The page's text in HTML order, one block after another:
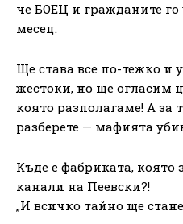
че БОЕЦ и гражданите
месец.
Ще става все по-тежко и
жестоки, но ще огласим
която разполагаме! А за
разберете — мафията
Къде е фабриката, която
канали на Пеевски?!
„И всичко тайно ще